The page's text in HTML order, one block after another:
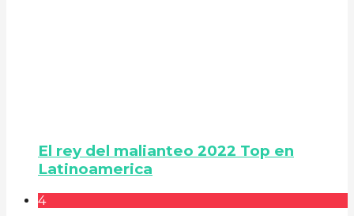
El rey del malianteo 2022 Top en
Latinoamerica
4